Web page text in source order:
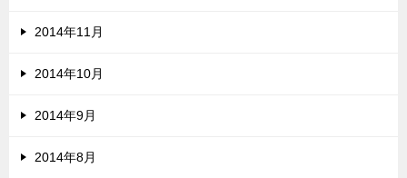
2014年11月
2014年10月
2014年9月
2014年8月